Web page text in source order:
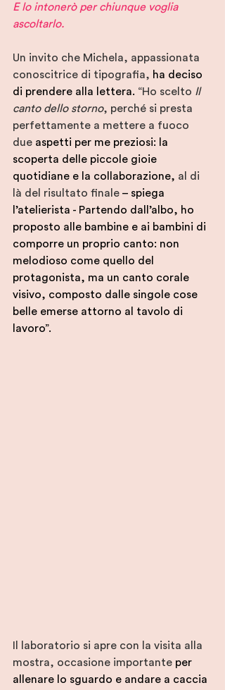
E lo intonerò per chiunque voglia
ascoltarlo.
Un invito che Michela, appassionata
conoscitrice di tipografia, ha deciso
di prendere alla lettera. “Ho scelto Il
canto dello storno, perché si presta
perfettamente a mettere a fuoco
due aspetti per me preziosi: la
scoperta delle piccole gioie
quotidiane e la collaborazione, al di
là del risultato finale – spiega
l’atelierista - Partendo dall’albo, ho
proposto alle bambine e ai bambini di
comporre un proprio canto: non
melodioso come quello del
protagonista, ma un canto corale
visivo, composto dalle singole cose
belle emerse attorno al tavolo di
lavoro”.
Il laboratorio si apre con la visita alla
mostra, occasione importante per
allenare lo sguardo e andare a caccia